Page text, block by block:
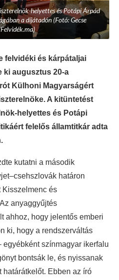
helyettes és Potápi Árpád
a díjátadón (Fotó: Gecse
felvidéki és kárpátaljai
ki augusztus 20-a
Külhoni Magyarságért
A kitüntetést
helyettes és Potápi
felelős államtitkár adta
kutatni a második
határon
Kisszelmenc és
anyaggyűjtés
ahhoz, hogy jelentős emberi
ki, hogy a rendszerváltás
egyébként színmagyar ikerfalu
bontsák le, és nyissanak
határátkelőt. Ebben az író